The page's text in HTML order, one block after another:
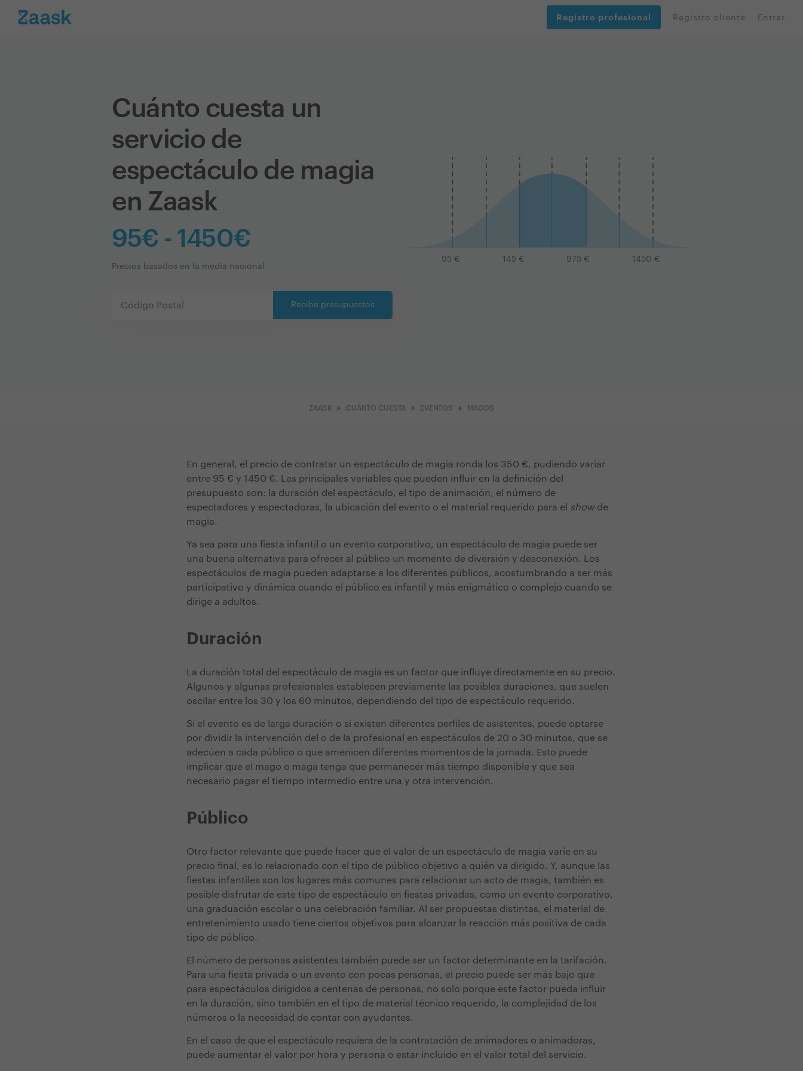
Registro profesional Registro cliente Entrar
Cuánto cuesta un
servicio de
espectáculo de magia
en Zaask
95€ - 1450€
Precios basados en la media nacional
Recibe presupuestos
95 € 145 € 975 € 1450 €
ZAASK arrow_right CUÁNTO CUESTA arrow_right EVENTOS arrow_right MAGOS
En general, el precio de contratar un espectáculo de magia ronda los 350 €, pudiendo variar
entre 95 € y 1450 €. Las principales variables que pueden influir en la definición del
presupuesto son: la duración del espectáculo, el tipo de animación, el número de
espectadores y espectadoras, la ubicación del evento o el material requerido para el showde
magia.
Ya sea para una fiesta infantil o un evento corporativo, un espectáculo de magia puede ser
una buena alternativa para ofrecer al público un momento de diversión y desconexión. Los
espectáculos de magia pueden adaptarse a los diferentes públicos, acostumbrando a ser más
participativo y dinámica cuando el público es infantil y más enigmático o complejo cuando se
dirige a adultos.
Duración
La duración total del espectáculo de magia es un factor que influye directamente en su precio.
Algunos y algunas profesionales establecen previamente las posibles duraciones, que suelen
oscilar entre los 30 y los 60 minutos, dependiendo del tipo de espectáculo requerido.
Si el evento es de larga duración o si existen diferentes perfiles de asistentes, puede optarse
por dividir la intervención del o de la profesional en espectáculos de 20 o 30 minutos, que se
adecúen a cada público o que amenicen diferentes momentos de la jornada. Esto puede
implicar que el mago o maga tenga que permanecer más tiempo disponible y que sea
necesario pagar el tiempo intermedio entre una y otra intervención.
Público
Otro factor relevante que puede hacer que el valor de un espectáculo de magia varíe en su
precio final, es lo relacionado con el tipo de público objetivo a quién va dirigido. Y, aunque las
fiestas infantiles son los lugares más comunes para relacionar un acto de magia, también es
posible disfrutar de este tipo de espectáculo en fiestas privadas, como un evento corporativo,
una graduación escolar o una celebración familiar. Al ser propuestas distintas, el material de
entretenimiento usado tiene ciertos objetivos para alcanzar la reacción más positiva de cada
tipo de público.
El número de personas asistentes también puede ser un factor determinante en la tarifación.
Para una fiesta privada o un evento con pocas personas, el precio puede ser más bajo que
para espectáculos dirigidos a centenas de personas, no solo porque este factor pueda influir
en la duración, sino también en el tipo de material técnico requerido, la complejidad de los
números o la necesidad de contar con ayudantes.
En el caso de que el espectáculo requiera de la contratación de animadores o animadoras,
puede aumentar el valor por hora y persona o estar incluido en el valor total del servicio.